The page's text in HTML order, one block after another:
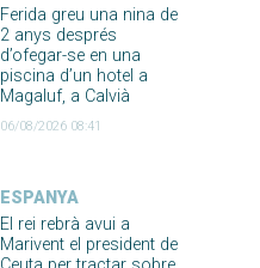
Ferida greu una nina de
2 anys després
d’ofegar-se en una
piscina d’un hotel a
Magaluf, a Calvià
06/08/2026 08:41
ESPANYA
El rei rebrà avui a
Marivent el president de